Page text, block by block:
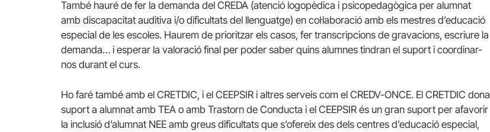
També hauré de fer la demanda del CREDA (atenció logopèdica i psicopedagògica per alumnat
amb discapacitat auditiva i/o dificultats del llenguatge) en col·laboració amb els mestres d’educació
especial de les escoles. Haurem de prioritzar els casos, fer transcripcions de gravacions, escriure la
demanda… i esperar la valoració final per poder saber quins alumnes tindran el suport i coordinar-
nos durant el curs.
Ho faré també amb el CRETDIC, i el CEEPSIR i altres serveis com el CREDV-ONCE. El CRETDIC dona
suport a alumnat amb TEA o amb Trastorn de Conducta i el CEEPSIR és un gran suport per afavorir
la inclusió d’alumnat NEE amb greus dificultats que s’ofereix des dels centres d’educació especial,